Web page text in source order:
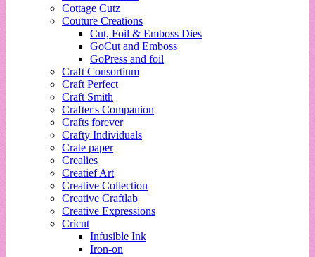
Cottage Cutz
Couture Creations
Cut, Foil & Emboss Dies
GoCut and Emboss
GoPress and foil
Craft Consortium
Craft Perfect
Craft Smith
Crafter's Companion
Crafts forever
Crafty Individuals
Crate paper
Crealies
Creatief Art
Creative Collection
Creative Craftlab
Creative Expressions
Cricut
Infusible Ink
Iron-on